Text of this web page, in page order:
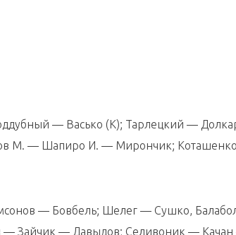
— Васько (К); Тарлецкий —
М. — Шапиро И. — Мирончик;
— Бовбель; Шелег — Сушко,
— Зайчик — Давыдов; Селивоник —